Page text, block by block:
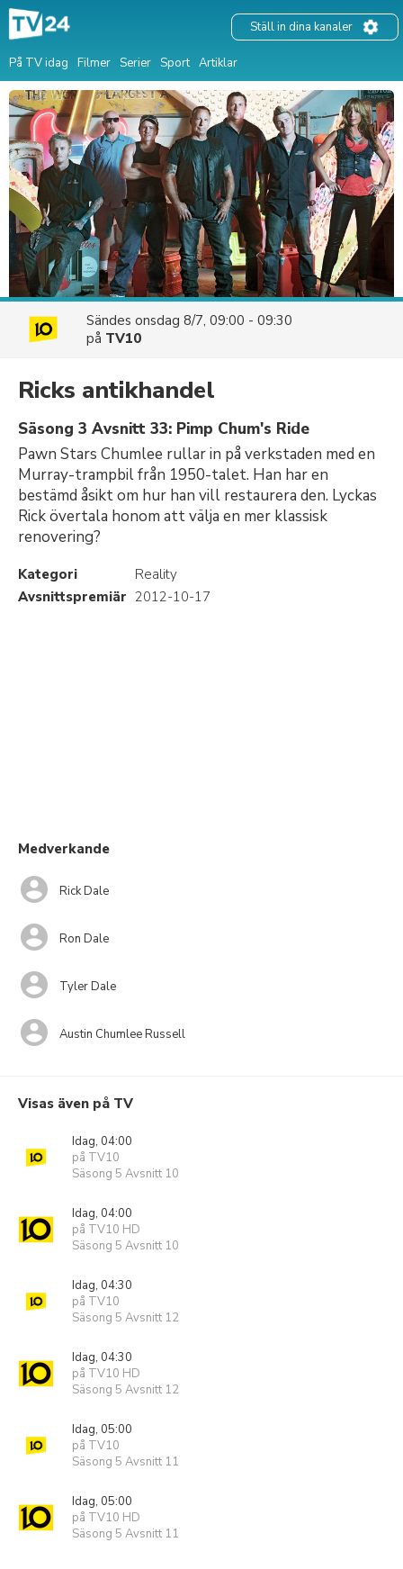
På TV idag Filmer Serier Sport Artiklar
Ställ in dina kanaler
Sändes onsdag 8/7, 09:00 - 09:30
på TV10
Ricks antikhandel
Säsong 3 Avsnitt 33: Pimp Chum's Ride
Pawn Stars Chumlee rullar in på verkstaden med en
Murray-trampbil från 1950-talet. Han har en
bestämd åsikt om hur han vill restaurera den. Lyckas
Rick övertala honom att välja en mer klassisk
renovering?
Kategori
Reality
Avsnittspremiär 2012-10-17
Medverkande
Rick Dale
Ron Dale
Tyler Dale
Austin Chumlee Russell
Visas även på TV
Idag, 04:00
på TV10
Säsong 5 Avsnitt 10
Idag, 04:00
på TV10 HD
Säsong 5 Avsnitt 10
Idag, 04:30
på TV10
Säsong 5 Avsnitt 12
Idag, 04:30
på TV10 HD
Säsong 5 Avsnitt 12
Idag, 05:00
på TV10
Säsong 5 Avsnitt 11
Idag, 05:00
på TV10 HD
Säsong 5 Avsnitt 11